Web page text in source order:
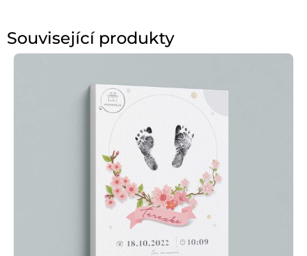
Související produkty